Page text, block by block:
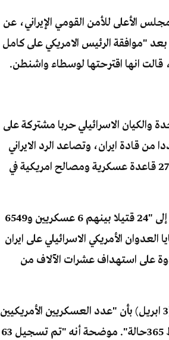
الأعلى للأمن القومي الإيراني، عن
بعد "موافقة الرئيس الامريكي على كامل
المتحدة والكيان الاسرائيلي حربا مشتركة على
وعددا من قادة ايران، وتصاعد الرد الايراني
بالصواريخ الباليستية والفرط صوتية والطائرات المسيرة المتفجرة على 27 قاعدة عسكرية ومصالح امريكية في
وفقا لما اعلنه الكيان الاسرائيلي عن ارتفاع محصلة الهجمات الايرانية إلى "24 قتيلا بينهم 6 عسكريين و6549
الأمريكي الاسرائيلي على ايران
علاوة على استهداف عشرات الآلاف من
وزعمت وزارة الحرب الأمريكية (البنتاغون) في بيان اصدرته الجمعة (3 ابريل) بأن "عدد العسكريين الأمريكيين
الذين أصيبوا خلال العملية العسكرية ضد إيران بلغ حتى الآن، فقط 365حالة". موضحة أنه "تم تسجيل 63